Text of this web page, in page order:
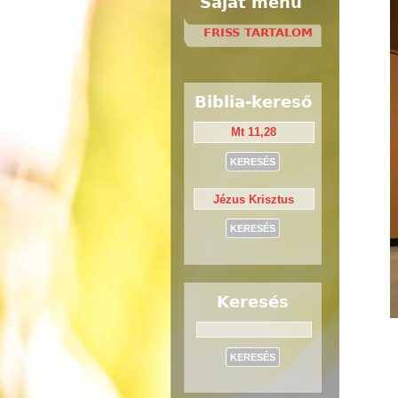
FRISS TARTALOM
Biblia-kereső
Keresés